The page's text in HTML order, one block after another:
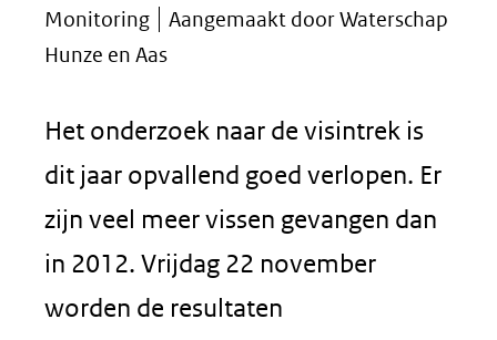
Monitoring
Aangemaakt door Waterschap
Hunze en Aas
Het onderzoek naar de visintrek is
dit jaar opvallend goed verlopen. Er
zijn veel meer vissen gevangen dan
in 2012. Vrijdag 22 november
worden de resultaten